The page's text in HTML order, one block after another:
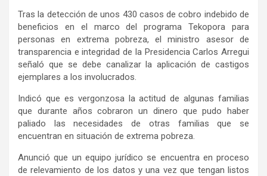
Tras la detección de unos 430 casos de cobro indebido de
beneficios en el marco del programa Tekopora para
personas en extrema pobreza, el ministro asesor de
transparencia e integridad de la Presidencia Carlos Arregui
señaló que se debe canalizar la aplicación de castigos
ejemplares a los involucrados.
Indicó que es vergonzosa la actitud de algunas familias
que durante años cobraron un dinero que pudo haber
paliado las necesidades de otras familias que se
encuentran en situación de extrema pobreza.
Anunció que un equipo jurídico se encuentra en proceso
de relevamiento de los datos y una vez que tengan listos